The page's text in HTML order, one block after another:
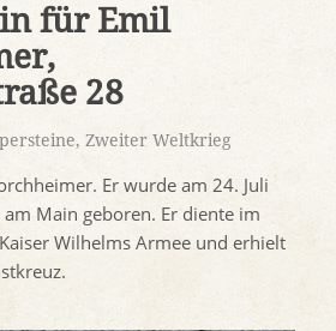
für Emil
28
, Zweiter Weltkrieg
Er wurde am 24. Juli
Main geboren. Er diente im
Wilhelms Armee und erhielt